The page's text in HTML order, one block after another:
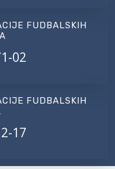
FUDBALSKIH
02
FUDBALSKIH
17